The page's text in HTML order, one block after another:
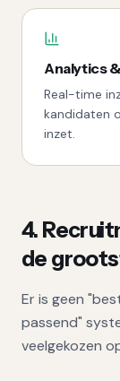
Analytics
Real-time
kandidaten
inzet.
4.
de
Er is geen
passend"
veelgekozen